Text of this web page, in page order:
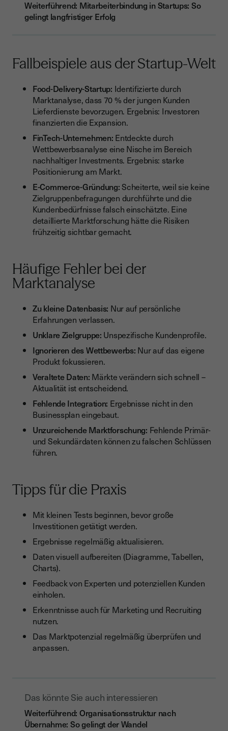
Weiterführend: Mitarbeiterbindung in Startups: So
gelingt langfristiger Erfolg
Fallbeispiele aus der Startup-Welt
Food-Delivery-Startup: Identifizierte durch
Marktanalyse, dass 70 % der jungen Kunden
Lieferdienste bevorzugen. Ergebnis: Investoren
finanzierten die Expansion.
FinTech-Unternehmen: Entdeckte durch
Wettbewerbsanalyse eine Nische im Bereich
nachhaltiger Investments. Ergebnis: starke
Positionierung am Markt.
E-Commerce-Gründung:Scheiterte, weil sie keine
Zielgruppenbefragungen durchführte und die
Kundenbedürfnisse falsch einschätzte. Eine
detaillierte Marktforschung hätte die Risiken
frühzeitig sichtbar gemacht.
Häufige Fehler bei der
Marktanalyse
Zu kleine Datenbasis: Nur auf persönliche
Erfahrungen verlassen.
Unklare Zielgruppe: Unspezifische Kundenprofile.
Ignorieren des Wettbewerbs: Nur auf das eigene
Produkt fokussieren.
Veraltete Daten: Märkte verändern sich schnell –
Aktualität ist entscheidend.
Fehlende Integration: Ergebnisse nicht in den
Businessplan eingebaut.
Unzureichende Marktforschung: Fehlende Primär-
und Sekundärdaten können zu falschen Schlüssen
führen.
Tipps für die Praxis
Mit kleinen Tests beginnen, bevor große
Investitionen getätigt werden.
Ergebnisse regelmäßig aktualisieren.
Daten visuell aufbereiten (Diagramme, Tabellen,
Charts).
Feedback von Experten und potenziellen Kunden
einholen.
Erkenntnisse auch für Marketing und Recruiting
nutzen.
Das Marktpotenzial regelmäßig überprüfen und
anpassen.
Das könnte Sie auch interessieren
Weiterführend: Organisationsstruktur nach
Übernahme: So gelingt der Wandel